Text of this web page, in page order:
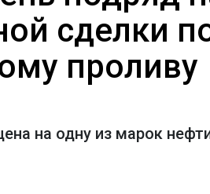
сделки
проливу
на одну из марок